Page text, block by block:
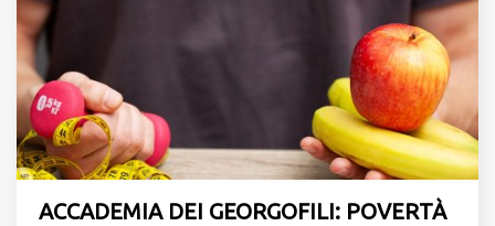
ACCADEMIA DEI GEORGOFILI: POVERTÀ